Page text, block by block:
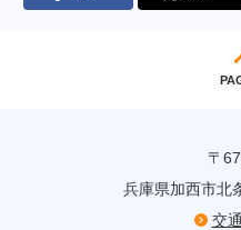
〒
兵庫県加西市北
交